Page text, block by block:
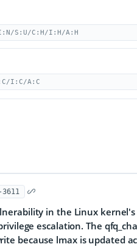
S:U/C:H/I:H/A:H
I:C/A:C
in the Linux
escalation. The
because lmax is updated